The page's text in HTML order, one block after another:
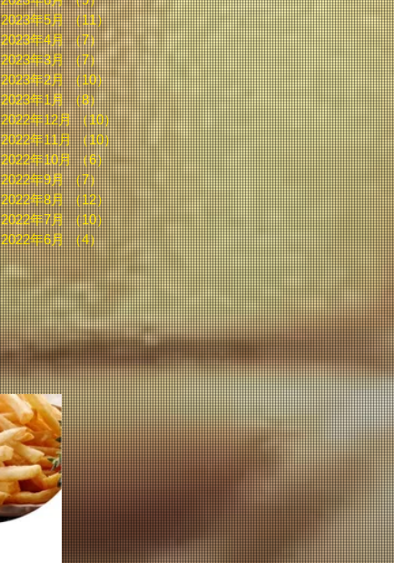
2023年5月 （11）11件の記事
2023年4月 （7）7件の記事
2023年3月 （7）7件の記事
2023年2月 （10）10件の記事
2023年1月 （8）8件の記事
2022年12月 （10）10件の記事
2022年11月 （10）10件の記事
2022年10月 （6）6件の記事
2022年9月 （7）7件の記事
2022年8月 （12）12件の記事
2022年7月 （10）10件の記事
2022年6月 （4）4件の記事